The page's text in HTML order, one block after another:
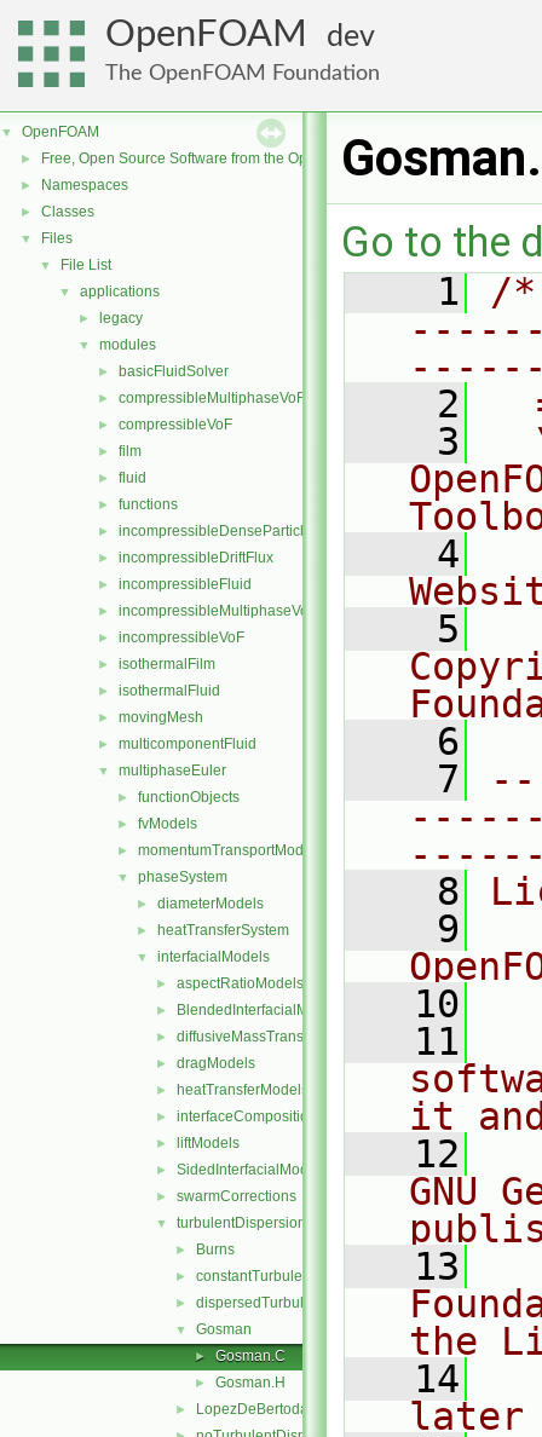
OpenFOAM dev
The OpenFOAM Foundation
▼ OpenFOAM
► Free, Open Source Software from the OpenFOAM Foundation
► Namespaces
► Classes
▼ Files
▼ File List
▼ applications
► legacy
▼ modules
► basicFluidSolver
► compressibleMultiphaseVoF
► compressibleVoF
► film
► fluid
► functions
► incompressibleDenseParticleFluid
► incompressibleDriftFlux
► incompressibleFluid
► incompressibleMultiphaseVoF
► incompressibleVoF
► isothermalFilm
► isothermalFluid
► movingMesh
► multicomponentFluid
▼ multiphaseEuler
► functionObjects
► fvModels
► momentumTransportModels
▼ phaseSystem
► diameterModels
► heatTransferSystem
▼ interfacialModels
► aspectRatioModels
► BlendedInterfacialModel
► diffusiveMassTransferModels
► dragModels
► heatTransferModels
► interfaceCompositionModels
► liftModels
► SidedInterfacialModel
► swarmCorrections
▼ turbulentDispersionModels
► Burns
► constantTurbulentDispersionCoefficient
► dispersedTurbulentDispersionModel
▼ Gosman
► Gosman.C
► Gosman.H
► LopezDeBertodano
Go to the
    1
/
    2
    3
    4
    5
    6
    7
    8
    9
   10
   11
it
   12
GNU
   13
the
   14
later